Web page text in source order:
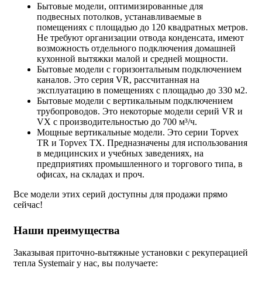
Бытовые модели, оптимизированные для
подвесных потолков, устанавливаемые в
помещениях с площадью до 120 квадратных метров.
Не требуют организации отвода конденсата, имеют
возможность отдельного подключения домашней
кухонной вытяжки малой и средней мощности.
Бытовые модели с горизонтальным подключением
каналов. Это серия VR, рассчитанная на
эксплуатацию в помещениях с площадью до 330 м2.
Бытовые модели с вертикальным подключением
трубопроводов. Это некоторые модели серий VR и
VX с производительностью до 700 м³/ч.
Мощные вертикальные модели. Это серии Topvex
TR и Topvex TХ. Предназначены для использования
в медицинских и учебных заведениях, на
предприятиях промышленного и торгового типа, в
офисах, на складах и проч.
Все модели этих серий доступны для продажи прямо
сейчас!
Наши преимущества
Заказывая приточно-вытяжные установки с рекуперацией
тепла Systemair у нас, вы получаете: